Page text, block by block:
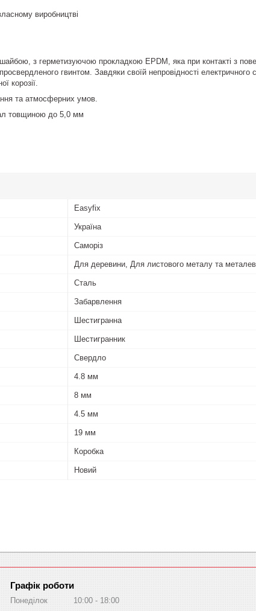
виробництві
з герметизуючою прокладкою EPDM, яка при контакті з
гвинтом. Завдяки своїй непровідності електричного
корозії.
та атмосферних умов.
товщиною до 5,0 мм
Easyfix
Україна
Саморіз
Для деревини, Для листового металу та
Сталь
Забарвлення
Шестигранна
Шестигранник
Свердло
4.8 мм
8 мм
4.5 мм
19 мм
Коробка
Новий
Графік роботи
Понеділок 10:00 18:00